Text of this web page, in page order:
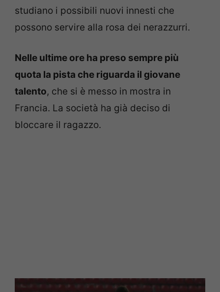
studiano i possibili nuovi innesti che
possono servire alla rosa dei nerazzurri.
Nelle ultime ore ha preso sempre più
quota la pista che riguarda il giovane
talento, che si è messo in mostra in
Francia. La società ha già deciso di
bloccare il ragazzo.